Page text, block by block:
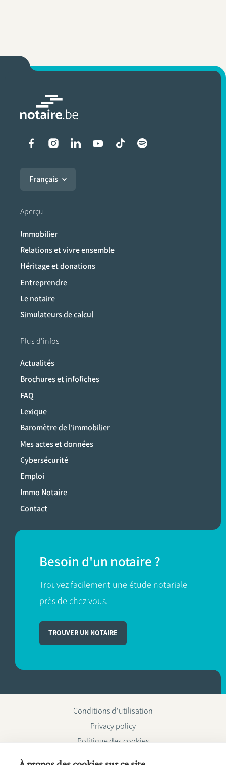
Liens vers les réseaux
Français
Aperçu
Immobilier
Relations et vivre ensemble
Héritage et donations
Entreprendre
Le notaire
Simulateurs de calcul
Plus d'infos
Actualités
Brochures et infofiches
FAQ
Lexique
Baromètre de l'immobilier
Mes actes et données
Cybersécurité
Emploi
Immo Notaire
Contact
Besoin d'un notaire ?
Trouvez facilement une étude notariale
près de chez vous.
TROUVER UN NOTAIRE
Conditions d'utilisation
Privacy policy
Politique des cookies